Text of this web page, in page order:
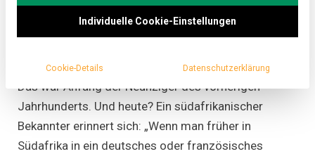
„Pretty Woman”, wenn Julia Robert sich mit Escargot
und passender Zange im Luxus-Restaurant einen
Luft fliegt und vom livrierten Kellner gefangen wird.
Das war Anfang der Neunziger des vorherigen
Jahrhunderts. Und heute? Ein südafrikanischer
Bekannter erinnert sich: „Wenn man früher in
Südafrika in ein deutsches oder französisches
Individuelle Cookie-Einstellungen
Cookie-Details Datenschutzerklärung